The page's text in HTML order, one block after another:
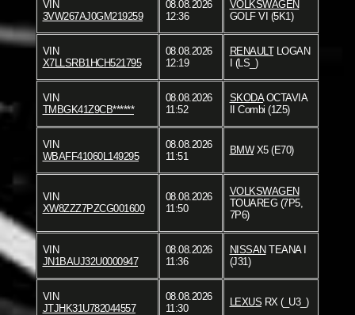
VIN
3VW267AJ0GM219259
08.08.2026
12:36
VOLKSWAGEN
GOLF VI (5K1)
VIN
X7LLSRB1HCH521795
08.08.2026
12:19
RENAULTLOGAN
I (LS_)
VIN
TMBGK41Z9CB******
08.08.2026
11:52
SKODAOCTAVIA
II Combi (1Z5)
VIN
WBAFF41060L149295
08.08.2026
11:51
BMWX5 (E70)
VIN
XW8ZZZ7PZCG001600
08.08.2026
11:50
VOLKSWAGEN
TOUAREG (7P5,
7P6)
VIN
JN1BAUJ32U0000947
08.08.2026
11:36
NISSAN TEANA I
(J31)
VIN
JTJHK31U782044557
08.08.2026
11:30
LEXUS RX (_U3_)